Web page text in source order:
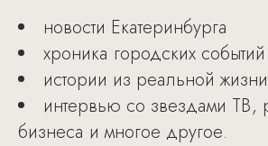
новости Екатеринбурга
хроника городских событий
истории из реальной жизни
интервью со звездами ТВ,
бизнеса и многое другое.